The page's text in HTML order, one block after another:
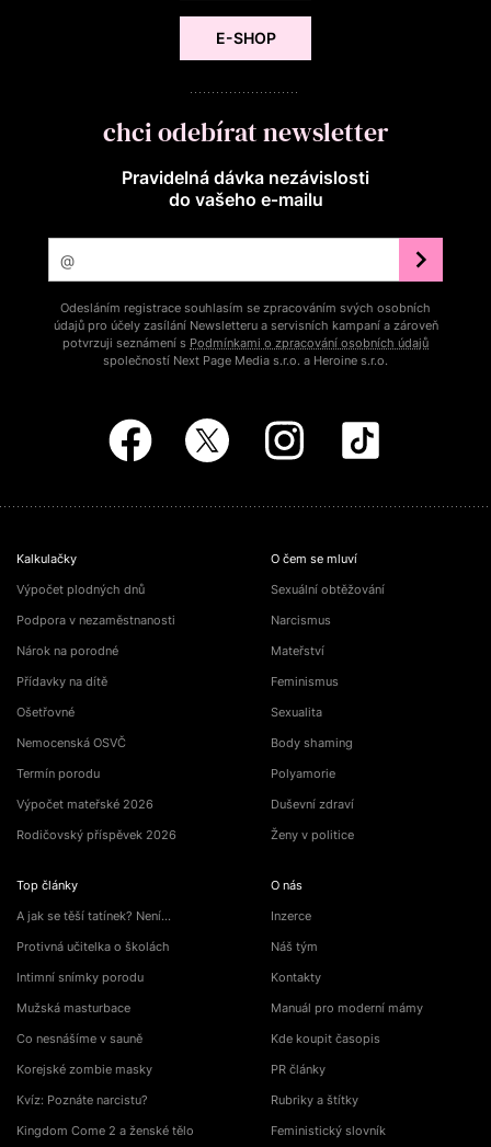
E-SHOP
chci odebírat newsletter
Pravidelná dávka nezávislosti
do vašeho e‑mailu
Odesláním registrace souhlasím se zpracováním svých osobních
údajů pro účely zasílání Newsletteru a servisních kampaní a zároveň
potvrzuji seznámení s Podmínkami o zpracování osobních údajů
společností Next Page Media s.r.o. a Heroine s.r.o.
Kalkulačky
Výpočet plodných dnů
Podpora v nezaměstnanosti
Nárok na porodné
Přídavky na dítě
Ošetřovné
Nemocenská OSVČ
Termín porodu
Výpočet mateřské 2026
Rodičovský příspěvek 2026
Top články
A jak se těší tatínek? Není…
Protivná učitelka o školách
Intimní snímky porodu
Mužská masturbace
Co nesnášíme v sauně
Korejské zombie masky
Kvíz: Poznáte narcistu?
Kingdom Come 2 a ženské tělo
O čem se mluví
Sexuální obtěžování
Narcismus
Mateřství
Feminismus
Sexualita
Body shaming
Polyamorie
Duševní zdraví
Ženy v politice
O nás
Inzerce
Náš tým
Kontakty
Manuál pro moderní mámy
Kde koupit časopis
PR články
Rubriky a štítky
Feministický slovník